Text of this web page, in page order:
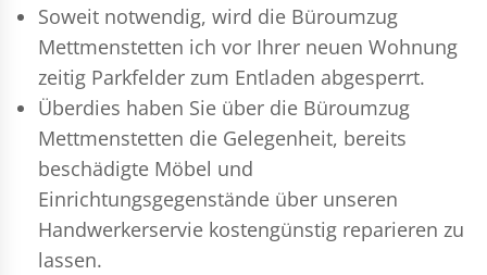
Soweit notwendig, wird die Büroumzug
Mettmenstetten ich vor Ihrer neuen Wohnung
zeitig Parkfelder zum Entladen abgesperrt.
Überdies haben Sie über die Büroumzug
Mettmenstetten die Gelegenheit, bereits
beschädigte Möbel und
Einrichtungsgegenstände über unseren
Handwerkerservie kostengünstig reparieren zu
lassen.